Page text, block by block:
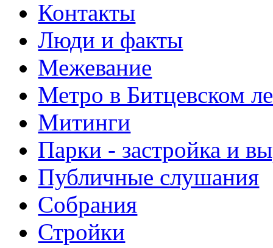
Контакты
Люди и факты
Межевание
Метро в Битцевском
Митинги
Парки - застройка и
Публичные слушания
Собрания
Стройки